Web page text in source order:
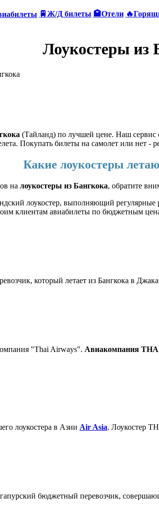
🚆Ж/Д билеты 🏩Отели
Лоукостеры из
(Тайланд) по лучшей цене. Наш сервис
Покупать билеты на самолет или нет -
Какие лоукостеры
на лоукостеры из Бангкока, обратите
лоукостер, выполняющий регулярные
клиентам авиабилеты по бюджетным
который летает из Бангкока в
"Thai Airways". Авиакомпания
лоукостера в Азии Air Asia. Лоукостер
бюджетный перевозчик,